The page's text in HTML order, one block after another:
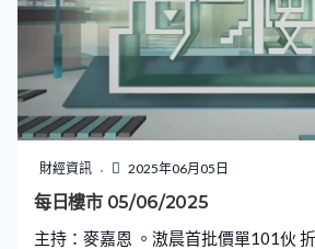
財經資訊 2025年06月05日
每日樓市 05/06/2025
主持：麥嘉恩 。滶晨首批價單101伙